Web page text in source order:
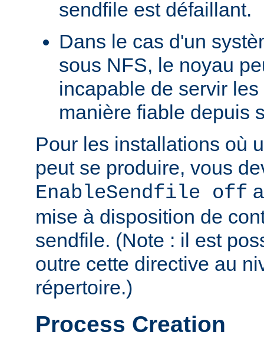
sendfile est défaillant.
Dans le cas d'un
sous NFS, le noyau
incapable de servir
manière fiable depuis
Pour les installations où
peut se produire, vous
EnableSendfile off
mise à disposition de
sendfile. (Note : il est
outre cette directive au
répertoire.)
Process Creation